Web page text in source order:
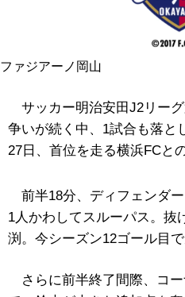
ファジアーノ岡山
サッカー明治安田J2リー
争いが続く中、1試合も落と
27日、首位を走る横浜FCと
前半18分、ディフェンダー
1人かわしてスルーパス。抜
渕。今シーズン12ゴール目で
さらに前半終了間際、コ